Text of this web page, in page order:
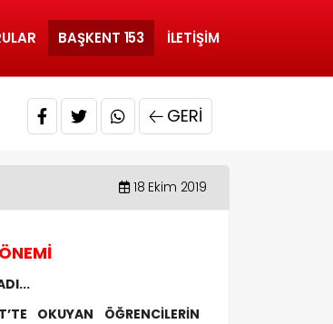
BAŞKENT 153 İLETIŞIM
GERI
18 Ekim 2019
OKUYAN ÖĞRENCİLERİN